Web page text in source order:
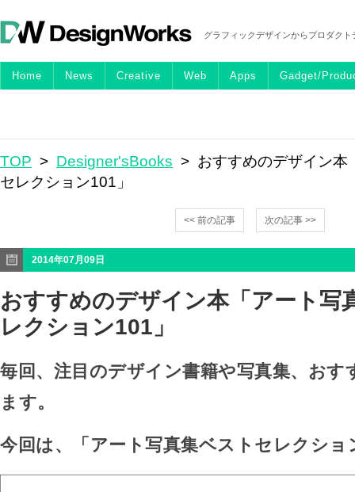
グラフィックデザインからプロダク
Home News Creative Web Apps Gadget/
TOP > Designer'sBooks > おすすめのデザイン本
セレクション101」
<< 前の記事 次の記事 >>
2014年07月09日
おすすめのデザイン本「アート写
レクション101」
毎回、注目のデザイン書籍や写真集、おす
ます。
今回は、「アート写真集ベストセレクショ